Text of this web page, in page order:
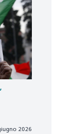
2026